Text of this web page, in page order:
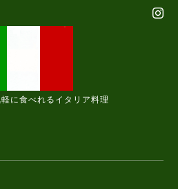
に食べれるイタリア料理